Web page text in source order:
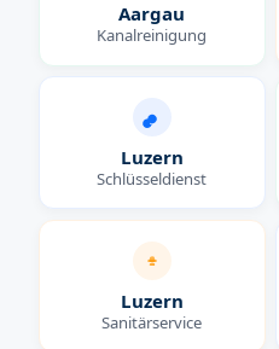
Aargau
Kanalreinigung
Luzern
Schlüsseldienst
Luzern
Sanitärservice